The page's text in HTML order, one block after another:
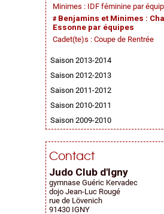
Minimes : IDF féminine par
Benjamins et Minimes :
Essonne par équipes
Cadet(te)s : Coupe de Rentrée
Saison 2013-2014
Saison 2012-2013
Saison 2011-2012
Saison 2010-2011
Saison 2009-2010
Contact
Judo Club d'Igny
gymnase Guéric Kervadec
dojo Jean-Luc Rougé
rue de Lövenich
91430 IGNY